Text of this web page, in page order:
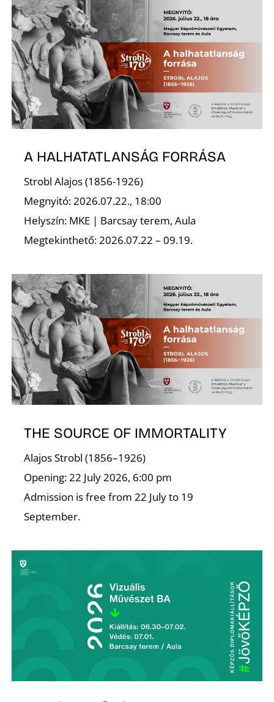
A HALHATATLANSÁG FORRÁSA
Strobl Alajos (1856-1926)
Megnyitó: 2026.07.22., 18:00
Helyszín: MKE | Barcsay terem, Aula
Megtekinthető: 2026.07.22 – 09.19.
THE SOURCE OF IMMORTALITY
Alajos Strobl (1856–1926)
Opening: 22 July 2026, 6:00 pm
Admission is free from 22 July to 19
September.